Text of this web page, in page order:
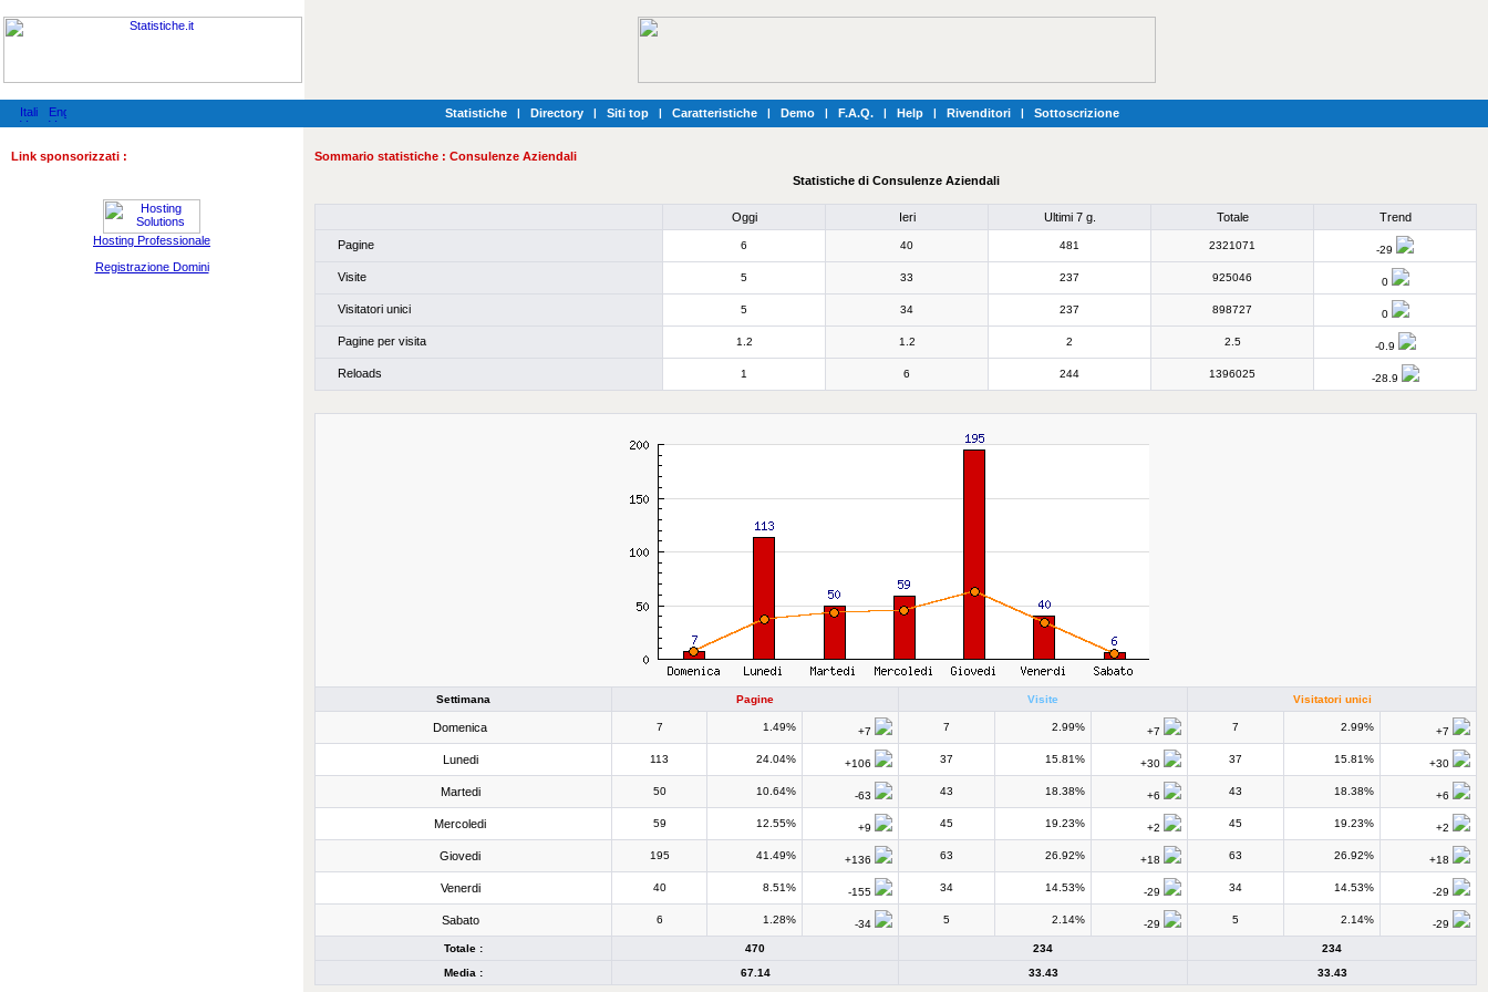
Statistiche | Directory | Siti top | Caratteristiche | Demo | F.A.Q. | Help | Rivenditori | Sottoscrizione
Link sponsorizzati :
Hosting Professionale
Registrazione Domini
Sommario statistiche : Consulenze Aziendali
Statistiche di Consulenze Aziendali
Oggi Ieri Ultimi 7 g. Totale Trend
Pagine 6 40 481 2321071 -29
Visite 5 33 237 925046 0
Visitatori unici 5 34 237 898727 0
Pagine per visita 1.2 1.2 2 2.5 -0.9
Reloads 1 6 244 1396025 -28.9
Settimana Pagine Visite Visitatori unici
Domenica 7 1.49% +7 7 2.99% +7 7 2.99% +7
Lunedi 113 24.04% +106 37 15.81% +30 37 15.81% +30
Martedi 50 10.64% -63 43 18.38% +6 43 18.38% +6
Mercoledi 59 12.55% +9 45 19.23% +2 45 19.23% +2
Giovedi 195 41.49% +136 63 26.92% +18 63 26.92% +18
Venerdi 40 8.51% -155 34 14.53% -29 34 14.53% -29
Sabato 6 1.28% -34 5 2.14% -29 5 2.14%
-29
Totale :
470 234
234
Media :
67.14 33.43 33.43